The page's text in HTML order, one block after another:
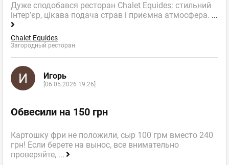
Дуже сподобався ресторан Chalet Equides: стильний
інтер’єр, цікава подача страв і приємна атмосфера. ...
Chalet Equides
Загородный ресторан
Игорь
[06.05.2026 19:26]
Обвесили на 150 грн
Картошку фри не положили, сыр 100 грм вместо 240
грн! Если берете на вынос, все внимательно
проверяйте, ...